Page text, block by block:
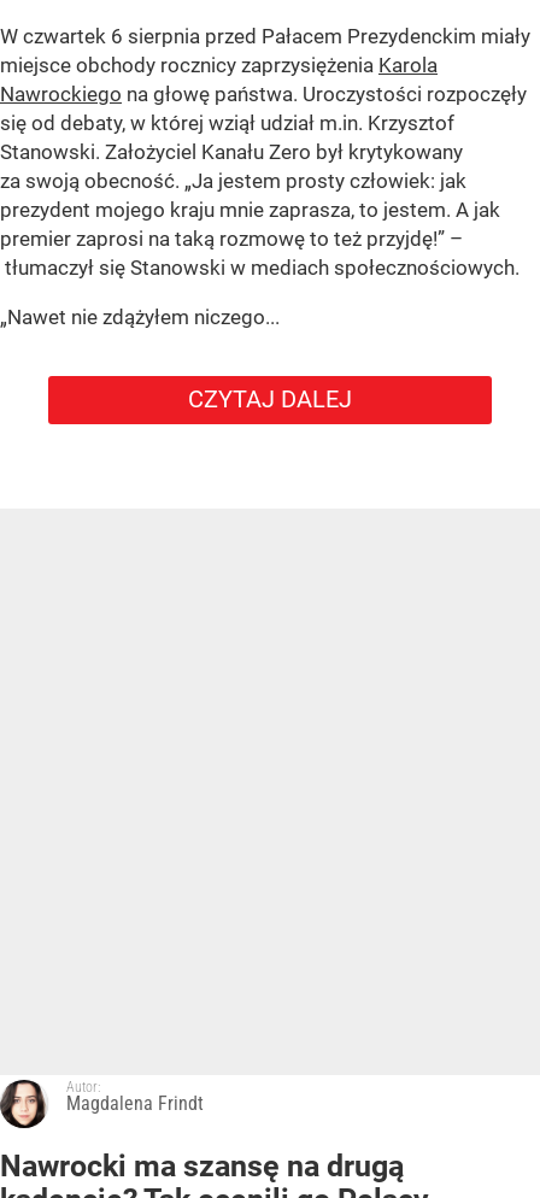
W czwartek 6 sierpnia przed Pałacem Prezydenckim miały
miejsce obchody rocznicy zaprzysiężenia Karola
Nawrockiego na głowę państwa. Uroczystości rozpoczęły
się od debaty, w której wziął udział m.in. Krzysztof
Stanowski. Założyciel Kanału Zero był krytykowany
za swoją obecność. „Ja jestem prosty człowiek: jak
prezydent mojego kraju mnie zaprasza, to jestem. A jak
premier zaprosi na taką rozmowę to też przyjdę!” –
tłumaczył się Stanowski w mediach społecznościowych.
„Nawet nie zdążyłem niczego...
CZYTAJ DALEJ
Autor:
Magdalena Frindt
Nawrocki ma szansę na drugą